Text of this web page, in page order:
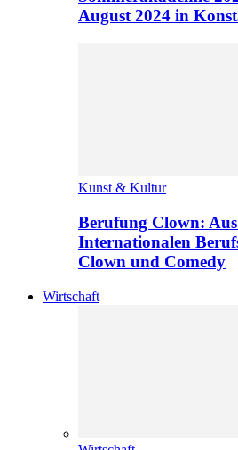
August 2024 in
Kunst & Kultur
Berufung Clown:
Internationalen
Clown und Comedy
Wirtschaft